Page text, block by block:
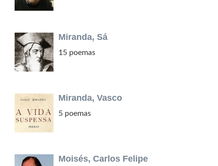
Miranda, Sá
15 poemas
Miranda, Vasco
5 poemas
Moisés, Carlos Felipe